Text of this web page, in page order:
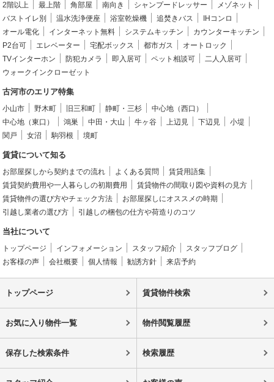
2階以上 最上階 角部屋 南向き シャンプードレッサー
メゾネット
バストイレ別
温水洗浄便座 浴室乾燥機 追焚きバス
IHコンロ
オール電化
インターネット無料 システムキッチン
カウンターキッチン
P2台可
エレベーター 宅配ボックス 都市ガス
オートロック
TVインターホン
防犯カメラ 即入居可 ペット相談可
二人入居可
ウォークインクローゼット
古河市のエリア特集
小山市 野木町 旧三和町 静町・三杉
中心地（西口）
中心地（東口）
鴻巣 中田・大山 牛ヶ谷 上辺見 下辺見
小堤
関戸
女沼 駒羽根 境町
賃貸について知る
お部屋探しから契約までの流れ よくある質問
賃貸用語集
賃貸契約費用や一人暮らしの初期費用
賃貸物件の間取り図や資料の見方
賃貸物件の選び方やチェック方法
お部屋探しにオススメの時期
引越し業者の選び方
引越しの梱包の仕方や荷造りのコツ
当社について
トップページ インフォメーション スタッフ紹介
スタッフブログ
お客様の声
会社概要 個人情報 勧誘方針 来店予約
トップページ 賃貸物件検索
お気に入り物件一覧 物件閲覧履歴
保存した検索条件 検索履歴